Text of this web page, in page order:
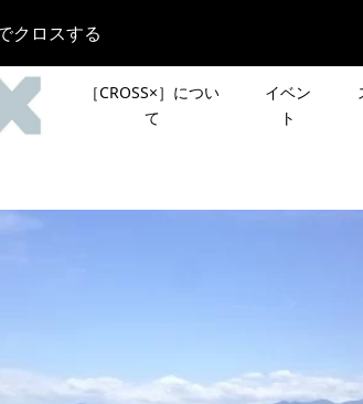
クロスする
［CROSS×］につい
て
イベン
ト
『CRAZY7-狂ったセブンラ
皆さんの声で行き先が決ま
［夏のシリーズ企画］
OUTDOOR DAY